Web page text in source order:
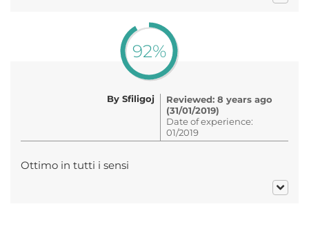
92%
By Sfiligoj
Reviewed: 8 years ago
(31/01/2019)
Date of experience:
01/2019
Ottimo in tutti i sensi